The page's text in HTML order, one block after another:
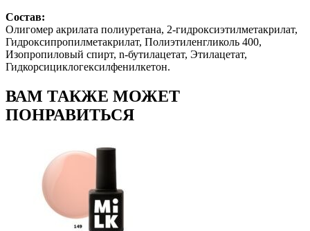
Состав:
Олигомер акрилата полиуретана, 2-гидроксиэтилметакрилат,
Гидроксипропилметакрилат, Полиэтиленгликоль 400,
Изопропиловый спирт, n-бутилацетат, Этилацетат,
Гидкорсициклогексилфенилкетон.
ВАМ ТАКЖЕ МОЖЕТ
ПОНРАВИТЬСЯ